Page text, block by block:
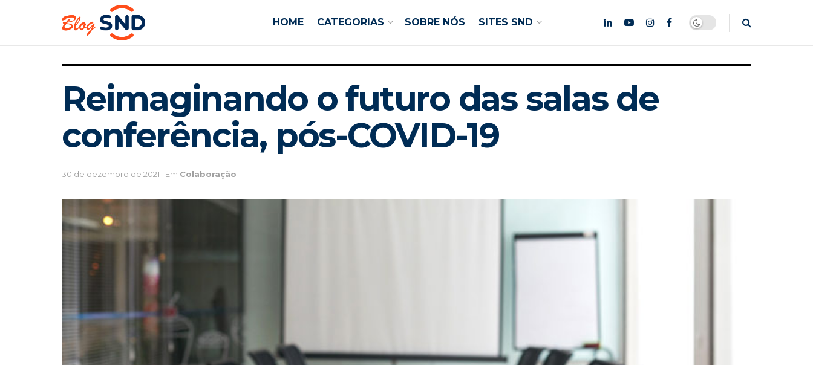
HOME CATEGORIAS SOBRE NÓS SITES SND
Reimaginando o futuro das salas de
conferência, pós-COVID-19
30 de dezembro de 2021 Em Colaboração